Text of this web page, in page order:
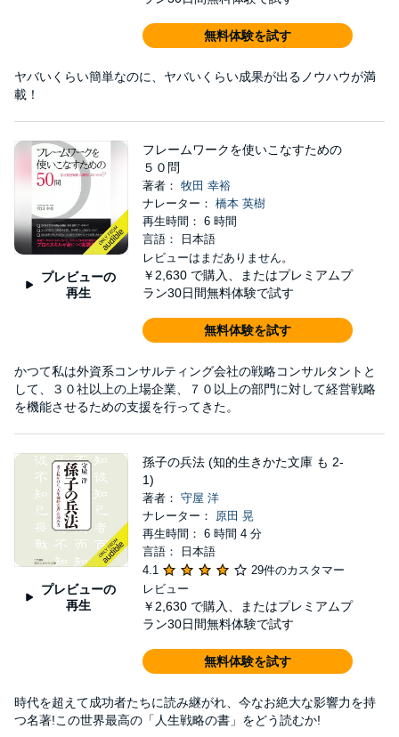
無料体験を試す
ヤバいくらい簡単なのに、ヤバいくらい成果が出るノウハウが満
載！
プレビューの
再生
フレームワークを使いこなすための
５０問
著者： 牧田 幸裕
ナレーター： 橋本 英樹
再生時間： 6 時間
言語： 日本語
レビューはまだありません。
￥2,630 で購入、またはプレミアムプ
ラン30日間無料体験で試す
無料体験を試す
かつて私は外資系コンサルティング会社の戦略コンサルタントと
して、３０社以上の上場企業、７０以上の部門に対して経営戦略
を機能させるための支援を行ってきた。
プレビューの
再生
孫子の兵法 (知的生きかた文庫 も 2-
1)
著者： 守屋 洋
ナレーター： 原田 晃
再生時間： 6 時間 4 分
言語： 日本語
4.1
29件のカスタマー
レビュー
￥2,630 で購入、またはプレミアムプ
ラン30日間無料体験で試す
無料体験を試す
時代を超えて成功者たちに読み継がれ、今なお絶大な影響力を持
つ名著!この世界最高の「人生戦略の書」をどう読むか!